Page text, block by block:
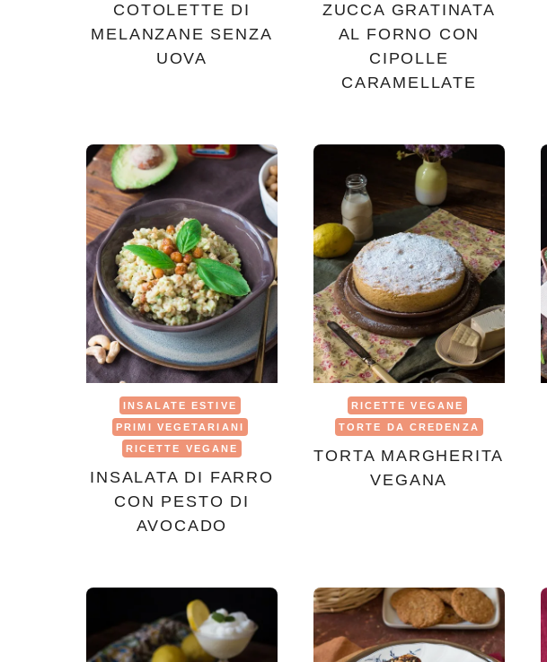
COTOLETTE DI
MELANZANE SENZA
UOVA
ZUCCA GRATINATA
AL FORNO CON
CIPOLLE
CARAMELLATE
INSALATE ESTIVE
PRIMI VEGETARIANI
RICETTE VEGANE
INSALATA DI FARRO
CON PESTO DI
AVOCADO
RICETTE VEGANE
TORTE DA CREDENZA
TORTA MARGHERITA
VEGANA